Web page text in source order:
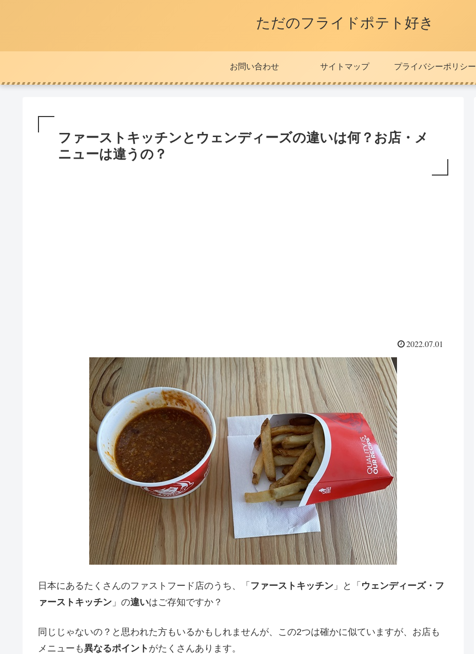
ただのフライドポテト好き
お問い合わせ サイトマップ プライバシーポリシー
ファーストキッチンとウェンディーズの違いは何？お店・メ
ニューは違うの？
2022.07.01
日本にあるたくさんのファストフード店のうち、「 ファーストキッチン 」と「 ウェンディーズ・フ
ァーストキッチン 」の違いはご存知ですか？
同じじゃないの？と思われた方もいるかもしれませんが、この2つは確かに似ていますが、お店も
メニューも異なるポイント がたくさんあります。